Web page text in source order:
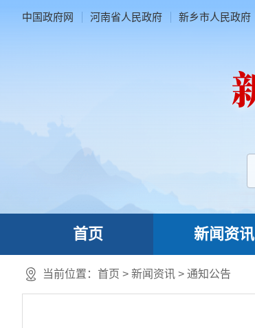
中国政府网 河南省人民政府 新乡市人民政府
首页 新闻资讯
当前位置： 首页 > 新闻资讯 > 通知公告